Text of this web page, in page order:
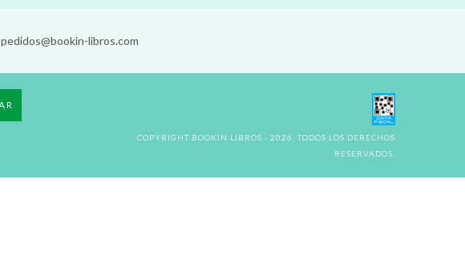
pedidos@bookin-libros.com
COPYRIGHT BOOKIN LIBROS - 2026. TODOS LOS DERECHOS
RESERVADOS.